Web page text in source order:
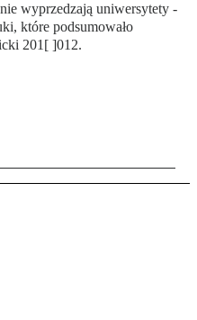
wyprzedzają uniwersytety -
które podsumowało
201[ ]012.